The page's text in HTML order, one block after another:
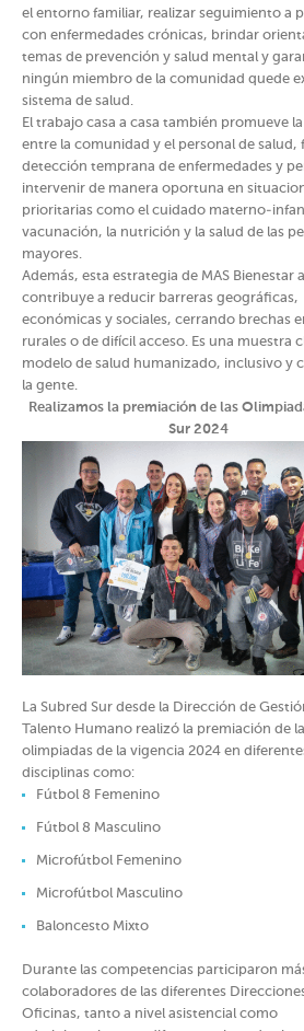
el entorno familiar, realizar seguimiento a
con enfermedades crónicas, brindar
temas de prevención y salud mental y
ningún miembro de la comunidad quede
sistema de salud.
El trabajo casa a casa también promueve
entre la comunidad y el personal de salud,
detección temprana de enfermedades y
intervenir de manera oportuna en
prioritarias como el cuidado materno-
vacunación, la nutrición y la salud de las
mayores.
Además, esta estrategia de MAS Bienestar
contribuye a reducir barreras geográficas,
económicas y sociales, cerrando brechas
rurales o de difícil acceso. Es una muestra
modelo de salud humanizado, inclusivo y
la gente.
Realizamos la premiación de las
Sur 2024
La Subred Sur desde la Dirección de
Talento Humano realizó la premiación de
olimpiadas de la vigencia 2024 en
disciplinas como:
Fútbol 8 Femenino
Fútbol 8 Masculino
Microfútbol Femenino
Microfútbol Masculino
Baloncesto Mixto
Durante las competencias participaron
colaboradores de las diferentes
Oficinas, tanto a nivel asistencial como